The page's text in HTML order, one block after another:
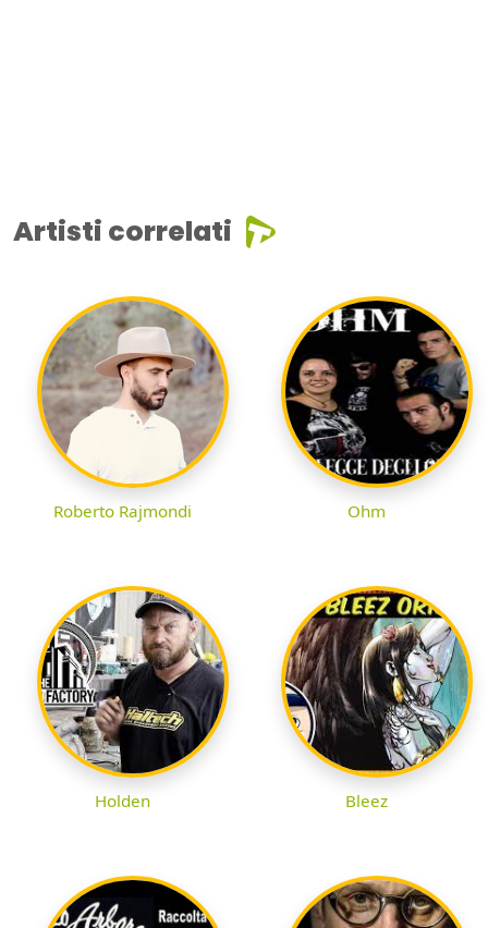
Artisti correlati
Roberto Rajmondi Ohm
Holden Bleez